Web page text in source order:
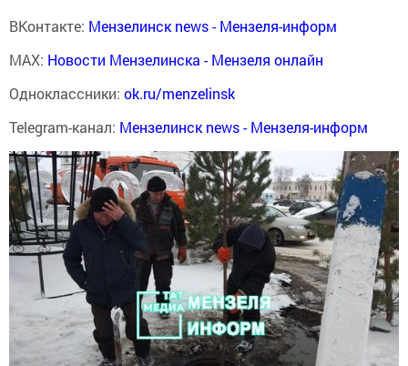
ВКонтакте: Мензелинск news - Мензеля-информ
MAX: Новости Мензелинска - Мензеля онлайн
Одноклассники: ok.ru/menzelinsk
Telegram-канал: Мензелинск news - Мензеля-информ